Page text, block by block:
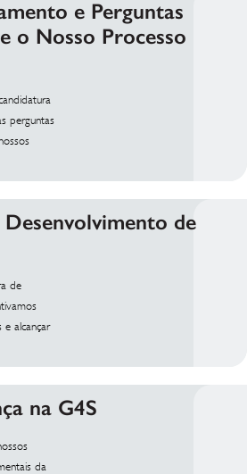
e Perguntas
o Nosso Processo
perguntas
de
de
e alcançar
na G4S
da